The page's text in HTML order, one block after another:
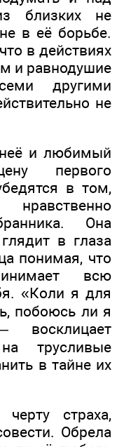
близких не
в её борьбе.
в действиях
и равнодушие
другими
не
и любимый
первого
в том,
нравственно
Она
в глаза
понимая, что
всю
«Коли я для
побоюсь ли я
восклицает
трусливые
в тайне их
черту страха,
Обрела